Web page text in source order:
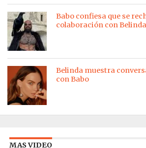
Babo confiesa que se
colaboración con Belinda
Belinda muestra
con Babo
MAS VIDEO